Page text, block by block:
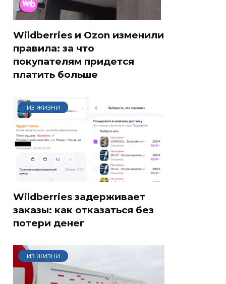
Wildberries и Ozon изменили
правила: за что
покупателям придется
платить больше
ИЗ ЖИЗНИ
Wildberries задерживает
заказы: как отказаться без
потери денег
ИЗ ЖИЗНИ